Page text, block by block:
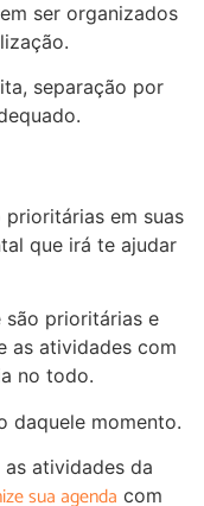
ser organizados
separação por
em suas
que irá te ajudar
são prioritárias e
as atividades com
no todo.
daquele momento.
atividades da
sua agenda com